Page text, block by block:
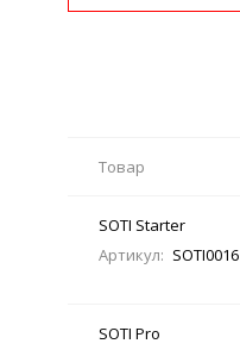
Товар
SOTI Starter
Артикул: SOTI0016
SOTI Pro